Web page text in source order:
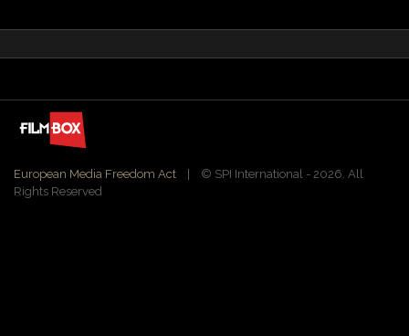
European Media Freedom Act | ©️ SPI International - 2026. All
Rights Reserved